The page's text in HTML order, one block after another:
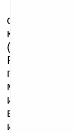
корпус,
(с
Fi,
многих
имеется
и для сетей